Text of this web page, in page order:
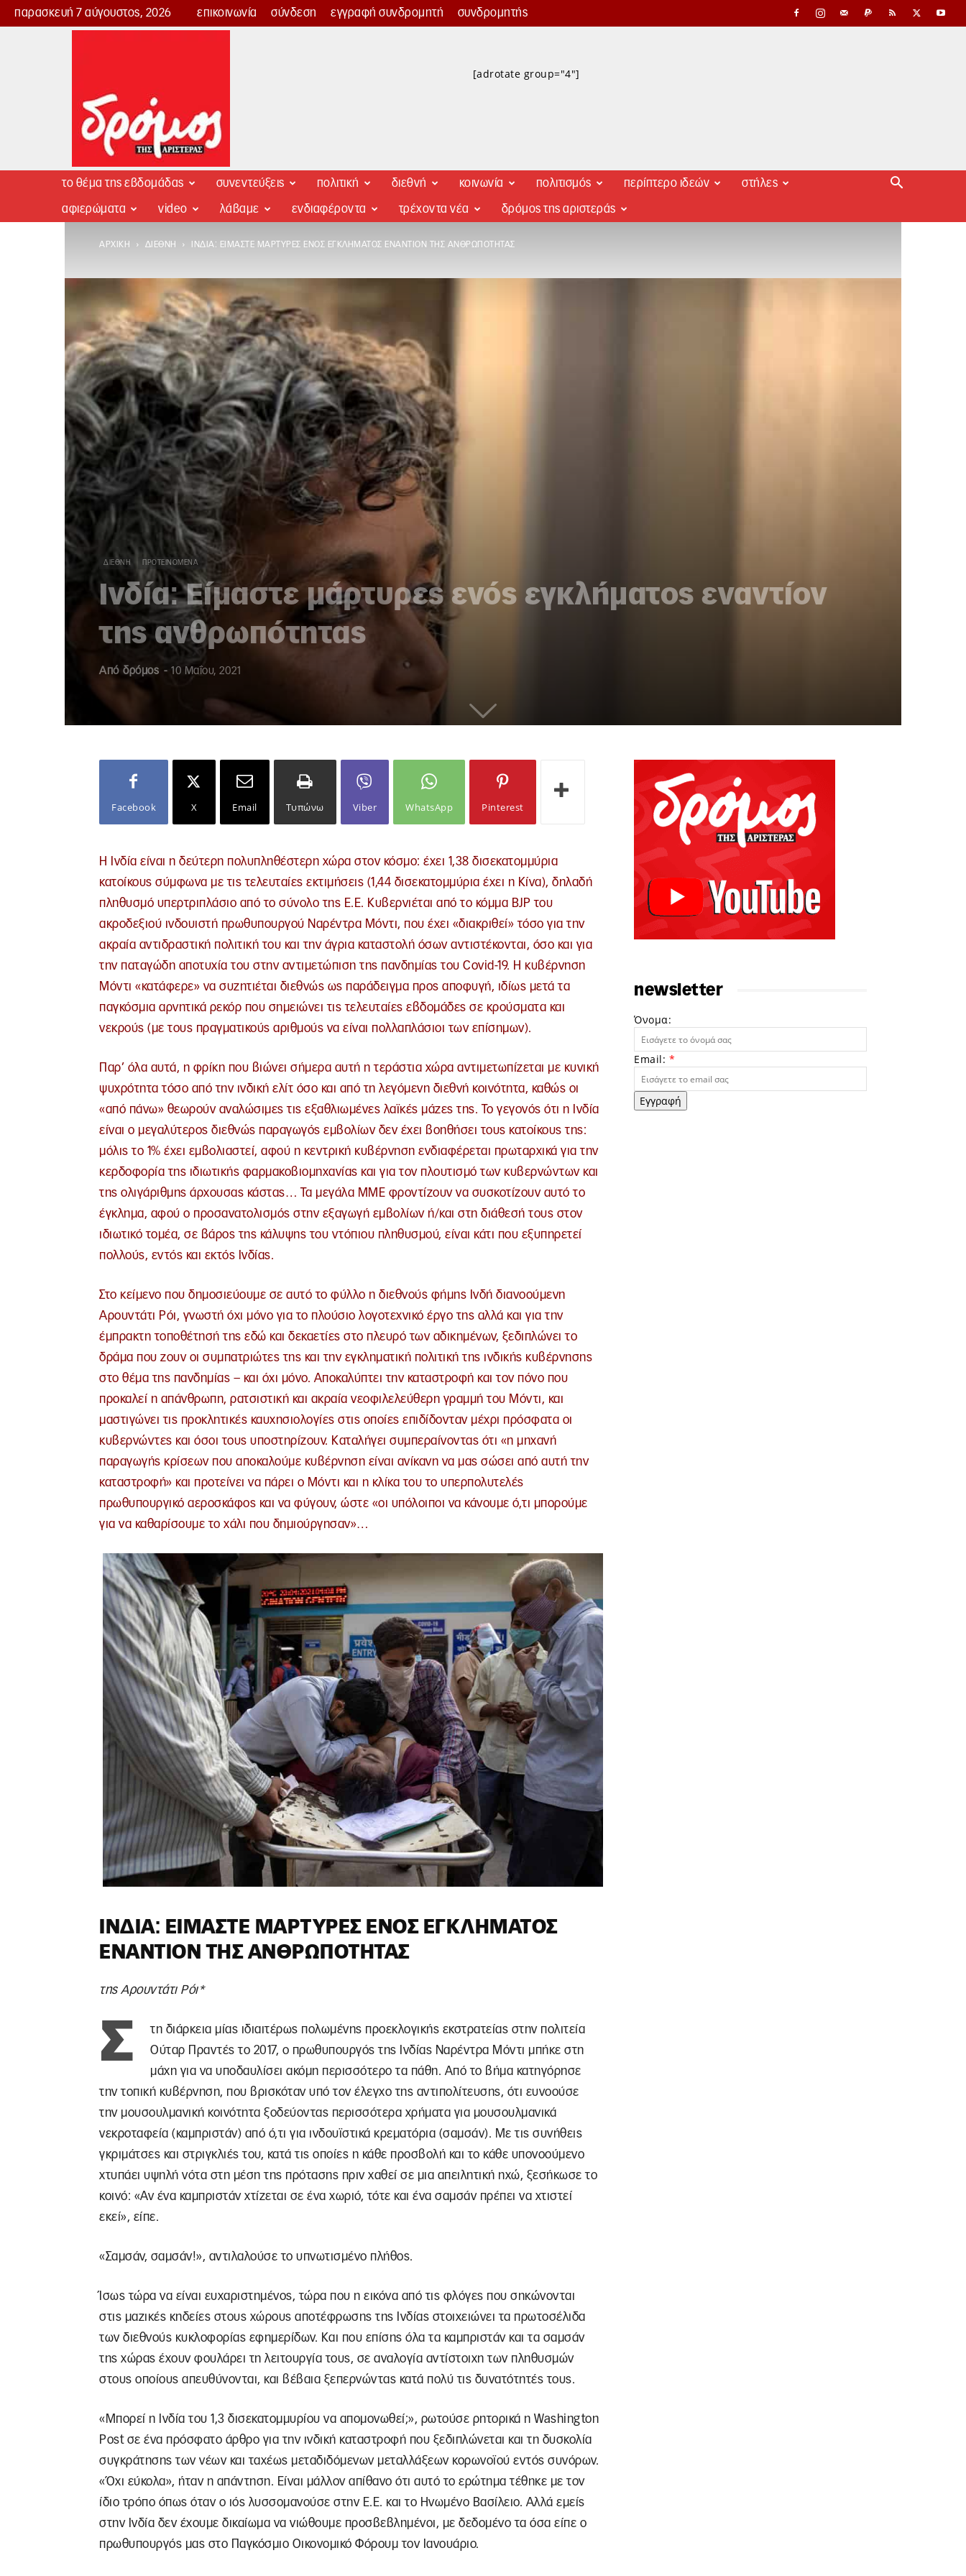
παρασκευή 7 αύγουστος, 2026 επικοινωνία σύνδεση εγγραφή συνδρομητή συνδρομητής
Δρόμος
[adrotate group="4"]
το θέμα της εβδομάδας συνεντεύξεις πολιτική διεθνή κοινωνία πολιτισμός περίπτερο ιδεών στήλες
αφιερώματα video λάβαμε ενδιαφέροντα τρέχοντα νέα δρόμος της αριστεράς
ΑΡΧΙΚΉ ΔΙΕΘΝΉ ΙΝΔΊΑ: ΕΊΜΑΣΤΕ ΜΆΡΤΥΡΕΣ ΕΝΌΣ ΕΓΚΛΉΜΑΤΟΣ ΕΝΑΝΤΊΟΝ ΤΗΣ ΑΝΘΡΩΠΌΤΗΤΑΣ
ΔΙΕΘΝΉ ΠΡΟΤΕΙΝΌΜΕΝΑ
Ινδία: Είμαστε μάρτυρες ενός εγκλήματος εναντίον
της ανθρωπότητας
Από δρόμος - 10 Μαΐου, 2021
Facebook X Email Τυπώνω Viber WhatsApp Pinterest
Η Ινδία είναι η δεύτερη πολυπληθέστερη χώρα στον κόσμο: έχει 1,38 δισεκατομμύρια
κατοίκους σύμφωνα με τις τελευταίες εκτιμήσεις (1,44 δισεκατομμύρια έχει η Κίνα), δηλαδή
πληθυσμό υπερτριπλάσιο από το σύνολο της Ε.Ε. Κυβερνιέται από το κόμμα BJP του
ακροδεξιού ινδουιστή πρωθυπουργού Ναρέντρα Μόντι, που έχει «διακριθεί» τόσο για την
ακραία αντιδραστική πολιτική του και την άγρια καταστολή όσων αντιστέκονται, όσο και για
την παταγώδη αποτυχία του στην αντιμετώπιση της πανδημίας του Covid-19. Η κυβέρνηση
Μόντι «κατάφερε» να συζητιέται διεθνώς ως παράδειγμα προς αποφυγή, ιδίως μετά τα
παγκόσμια αρνητικά ρεκόρ που σημειώνει τις τελευταίες εβδομάδες σε κρούσματα και
νεκρούς (με τους πραγματικούς αριθμούς να είναι πολλαπλάσιοι των επίσημων).
Παρ’ όλα αυτά, η φρίκη που βιώνει σήμερα αυτή η τεράστια χώρα αντιμετωπίζεται με κυνική
ψυχρότητα τόσο από την ινδική ελίτ όσο και από τη λεγόμενη διεθνή κοινότητα, καθώς οι
«από πάνω» θεωρούν αναλώσιμες τις εξαθλιωμένες λαϊκές μάζες της. Το γεγονός ότι η Ινδία
είναι ο μεγαλύτερος διεθνώς παραγωγός εμβολίων δεν έχει βοηθήσει τους κατοίκους της:
μόλις το 1% έχει εμβολιαστεί, αφού η κεντρική κυβέρνηση ενδιαφέρεται πρωταρχικά για την
κερδοφορία της ιδιωτικής φαρμακοβιομηχανίας και για τον πλουτισμό των κυβερνώντων και
της ολιγάριθμης άρχουσας κάστας… Τα μεγάλα ΜΜΕ φροντίζουν να συσκοτίζουν αυτό το
έγκλημα, αφού ο προσανατολισμός στην εξαγωγή εμβολίων ή/και στη διάθεσή τους στον
ιδιωτικό τομέα, σε βάρος της κάλυψης του ντόπιου πληθυσμού, είναι κάτι που εξυπηρετεί
πολλούς, εντός και εκτός Ινδίας.
Στο κείμενο που δημοσιεύουμε σε αυτό το φύλλο η διεθνούς φήμης Ινδή διανοούμενη
Αρουντάτι Ρόι, γνωστή όχι μόνο για το πλούσιο λογοτεχνικό έργο της αλλά και για την
έμπρακτη τοποθέτησή της εδώ και δεκαετίες στο πλευρό των αδικημένων, ξεδιπλώνει το
δράμα που ζουν οι συμπατριώτες της και την εγκληματική πολιτική της ινδικής κυβέρνησης
στο θέμα της πανδημίας – και όχι μόνο. Αποκαλύπτει την καταστροφή και τον πόνο που
προκαλεί η απάνθρωπη, ρατσιστική και ακραία νεοφιλελεύθερη γραμμή του Μόντι, και
μαστιγώνει τις προκλητικές καυχησιολογίες στις οποίες επιδίδονταν μέχρι πρόσφατα οι
κυβερνώντες και όσοι τους υποστηρίζουν. Καταλήγει συμπεραίνοντας ότι «η μηχανή
παραγωγής κρίσεων που αποκαλούμε κυβέρνηση είναι ανίκανη να μας σώσει από αυτή την
καταστροφή» και προτείνει να πάρει ο Μόντι και η κλίκα του το υπερπολυτελές
πρωθυπουργικό αεροσκάφος και να φύγουν, ώστε «οι υπόλοιποι να κάνουμε ό,τι μπορούμε
για να καθαρίσουμε το χάλι που δημιούργησαν»…
ΙΝΔΊΑ: ΕΊΜΑΣΤΕ ΜΆΡΤΥΡΕΣ ΕΝΌΣ ΕΓΚΛΉΜΑΤΟΣ
ΕΝΑΝΤΊΟΝ ΤΗΣ ΑΝΘΡΩΠΌΤΗΤΑΣ
της Αρουντάτι Ρόι*
Σ
τη διάρκεια μίας ιδιαιτέρως πολωμένης προεκλογικής εκστρατείας στην πολιτεία
Ούταρ Πραντές το 2017, ο πρωθυπουργός της Ινδίας Ναρέντρα Μόντι μπήκε στη
μάχη για να υποδαυλίσει ακόμη περισσότερο τα πάθη. Από το βήμα κατηγόρησε
την τοπική κυβέρνηση, που βρισκόταν υπό τον έλεγχο της αντιπολίτευσης, ότι ευνοούσε
την μουσουλμανική κοινότητα ξοδεύοντας περισσότερα χρήματα για μουσουλμανικά
νεκροταφεία (καμπριστάν) από ό,τι για ινδουϊστικά κρεματόρια (σαμσάν). Με τις συνήθεις
γκριμάτσες και στριγκλιές του, κατά τις οποίες η κάθε προσβολή και το κάθε υπονοούμενο
χτυπάει υψηλή νότα στη μέση της πρότασης πριν χαθεί σε μια απειλητική ηχώ, ξεσήκωσε το
κοινό: «Αν ένα καμπριστάν χτίζεται σε ένα χωριό, τότε και ένα σαμσάν πρέπει να χτιστεί
εκεί», είπε.
«Σαμσάν, σαμσάν!», αντιλαλούσε το υπνωτισμένο πλήθος.
Ίσως τώρα να είναι ευχαριστημένος, τώρα που η εικόνα από τις φλόγες που σηκώνονται
στις μαζικές κηδείες στους χώρους αποτέφρωσης της Ινδίας στοιχειώνει τα πρωτοσέλιδα
των διεθνούς κυκλοφορίας εφημερίδων. Και που επίσης όλα τα καμπριστάν και τα σαμσάν
της χώρας έχουν φουλάρει τη λειτουργία τους, σε αναλογία αντίστοιχη των πληθυσμών
στους οποίους απευθύνονται, και βέβαια ξεπερνώντας κατά πολύ τις δυνατότητές τους.
«Μπορεί η Ινδία του 1,3 δισεκατομμυρίου να απομονωθεί;», ρωτούσε ρητορικά η Washington
Post σε ένα πρόσφατο άρθρο για την ινδική καταστροφή που ξεδιπλώνεται και τη δυσκολία
συγκράτησης των νέων και ταχέως μεταδιδόμενων μεταλλάξεων κορωνοϊού εντός συνόρων.
«Όχι εύκολα», ήταν η απάντηση. Είναι μάλλον απίθανο ότι αυτό το ερώτημα τέθηκε με τον
ίδιο τρόπο όπως όταν ο ιός λυσσομανούσε στην Ε.Ε. και το Ηνωμένο Βασίλειο. Αλλά εμείς
στην Ινδία δεν έχουμε δικαίωμα να νιώθουμε προσβεβλημένοι, με δεδομένο τα όσα είπε ο
πρωθυπουργός μας στο Παγκόσμιο Οικονομικό Φόρουμ τον Ιανουάριο.
newsletter
Όνομα:
Email: *
Εγγραφή